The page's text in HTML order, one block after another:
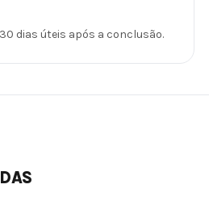
dias úteis após a conclusão.